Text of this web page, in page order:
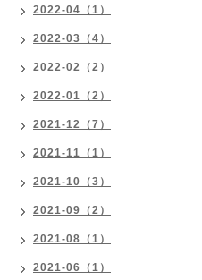
2022-04（1）
2022-03（4）
2022-02（2）
2022-01（2）
2021-12（7）
2021-11（1）
2021-10（3）
2021-09（2）
2021-08（1）
2021-06（1）